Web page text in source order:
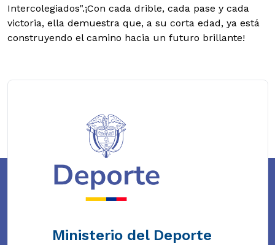
Intercolegiados".¡Con cada drible, cada pase y cada
victoria, ella demuestra que, a su corta edad, ya está
construyendo el camino hacia un futuro brillante!
Ministerio del Deporte